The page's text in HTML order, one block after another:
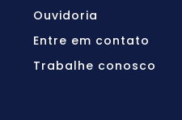
Ouvidoria
Entre em contato
Trabalhe conosco